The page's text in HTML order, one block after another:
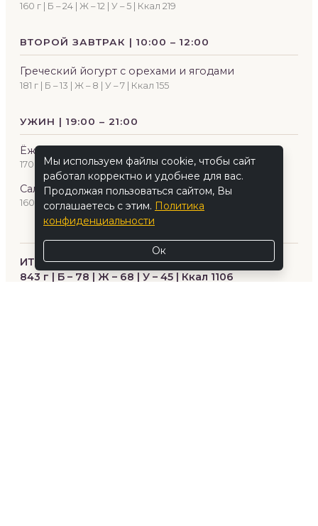
160 г | Б – 24 | Ж – 12 | У – 5 | Ккал 219
ВТОРОЙ ЗАВТРАК | 10:00 – 12:00
Греческий йогурт с орехами и ягодами
181 г | Б – 13 | Ж – 8 | У – 7 | Ккал 155
УЖИН | 19:00 – 21:00
Ёжики мясные на пару с брокколи гриль
170 г | Б – 20 | Ж – 14 | У – 23 | Ккал 295
Салат зелёный «Apple Fresh» с авокадо
160 г | Б – 3 | Ж – 16 | У – 5 | Ккал 172
ИТОГО:
843 г | Б – 78 | Ж – 68 | У – 45 | Ккал 1106
Мы используем файлы cookie, чтобы сайт
работал корректно и удобнее для вас.
Продолжая пользоваться сайтом, Вы
соглашаетесь с этим. Политика
конфиденциальности
Ок